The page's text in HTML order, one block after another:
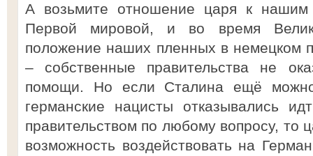
А возьмите отношение царя к
Первой мировой, и во время
положение наших пленных в немецком
– собственные правительства не
помощи. Но если Сталина ещё
германские нацисты отказывались
правительством по любому вопросу, то
возможность воздействовать на